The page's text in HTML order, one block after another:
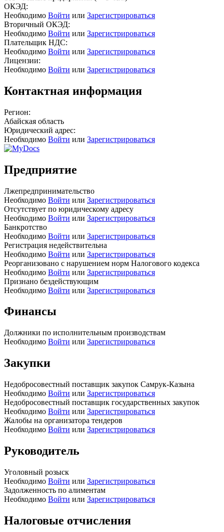
ОКЭД:
Необходимо Войти или Зарегистрироваться
Вторичный ОКЭД:
Необходимо Войти или Зарегистрироваться
Плательщик НДС:
Необходимо Войти или Зарегистрироваться
Лицензии:
Необходимо Войти или Зарегистрироваться
Контактная информация
Регион:
Абайская область
Юридический адрес:
Необходимо Войти или Зарегистрироваться
Предприятие
Лжепредпринимательство
Необходимо Войти или Зарегистрироваться
Отсутствует по юридическому адресу
Необходимо Войти или Зарегистрироваться
Банкротство
Необходимо Войти или Зарегистрироваться
Регистрация недействительна
Необходимо Войти или Зарегистрироваться
Реорганизовано с нарушением норм Налогового кодекса
Необходимо Войти или Зарегистрироваться
Признано бездействующим
Необходимо Войти или Зарегистрироваться
Финансы
Должники по исполнительным производствам
Необходимо Войти или Зарегистрироваться
Закупки
Недобросовестный поставщик закупок Самрук-Казына
Необходимо Войти или Зарегистрироваться
Недобросовестный поставщик государственных закупок
Необходимо Войти или Зарегистрироваться
Жалобы на организатора тендеров
Необходимо Войти или Зарегистрироваться
Руководитель
Уголовный розыск
Необходимо Войти или Зарегистрироваться
Задолженность по алиментам
Необходимо Войти или Зарегистрироваться
Налоговые отчисления